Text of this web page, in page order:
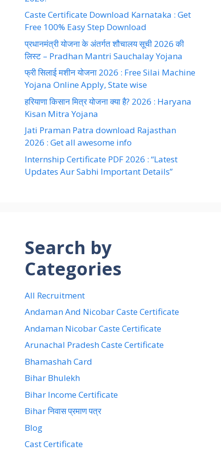
Caste Certificate Download Karnataka : Get
Free 100% Easy Step Download
प्रधानमंत्री योजना के अंतर्गत शौचालय सूची 2026 की
लिस्ट – Pradhan Mantri Sauchalay Yojana
फ्री सिलाई मशीन योजना 2026 : Free Silai Machine
Yojana Online Apply, State wise
हरियाणा किसान मित्र योजना क्या है? 2026 : Haryana
Kisan Mitra Yojana
Jati Praman Patra download Rajasthan
2026 : Get all awesome info
Internship Certificate PDF 2026 : “Latest
Updates Aur Sabhi Important Details”
Search by
Categories
All Recruitment
Andaman And Nicobar Caste Certificate
Andaman Nicobar Caste Certificate
Arunachal Pradesh Caste Certificate
Bhamashah Card
Bihar Bhulekh
Bihar Income Certificate
Bihar निवास प्रमाण पत्र
Blog
Cast Certificate